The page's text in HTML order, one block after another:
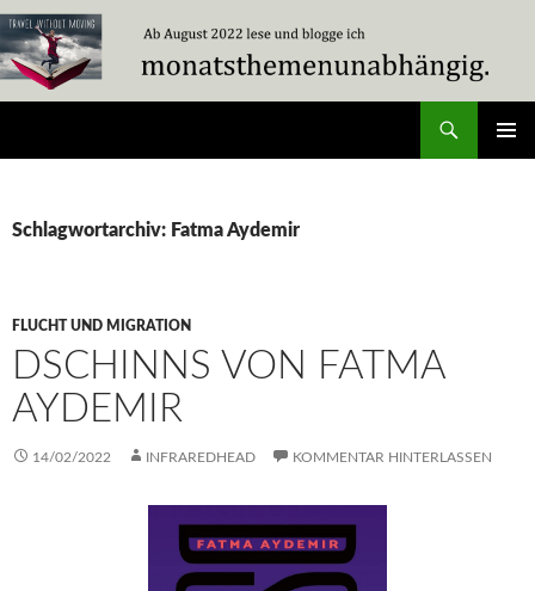
Zum
Inhalt
springen
Schlagwortarchiv: Fatma Aydemir
FLUCHT UND MIGRATION
DSCHINNS VON FATMA
AYDEMIR
14/02/2022 INFRAREDHEAD KOMMENTAR HINTERLASSEN